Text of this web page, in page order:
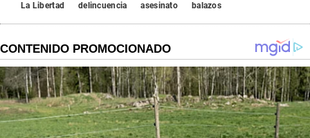
La Libertad delincuencia asesinato balazos